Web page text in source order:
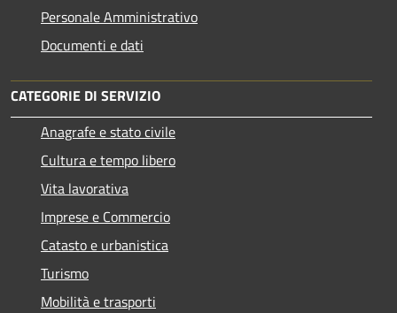
Personale Amministrativo
Documenti e dati
CATEGORIE DI SERVIZIO
Anagrafe e stato civile
Cultura e tempo libero
Vita lavorativa
Imprese e Commercio
Catasto e urbanistica
Turismo
Mobilità e trasporti